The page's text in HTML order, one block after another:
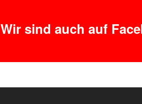
Wir sind auch auf